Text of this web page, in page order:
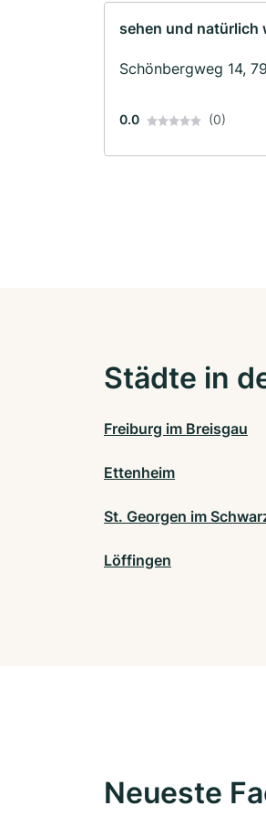
sehen und natürlich
Schönbergweg 14,
0.0 (0)
Städte in
Freiburg im Breisgau
Ettenheim
St. Georgen im
Löffingen
Neueste